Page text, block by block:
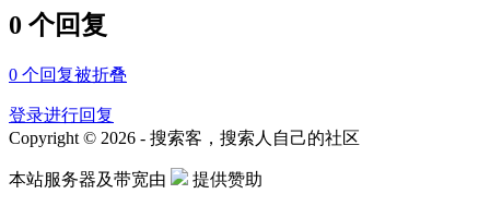
0 个回复
0 个回复被折叠
登录进行回复
Copyright © 2026 - 搜索客，搜索人自己的社区
本站服务器及带宽由 提供赞助